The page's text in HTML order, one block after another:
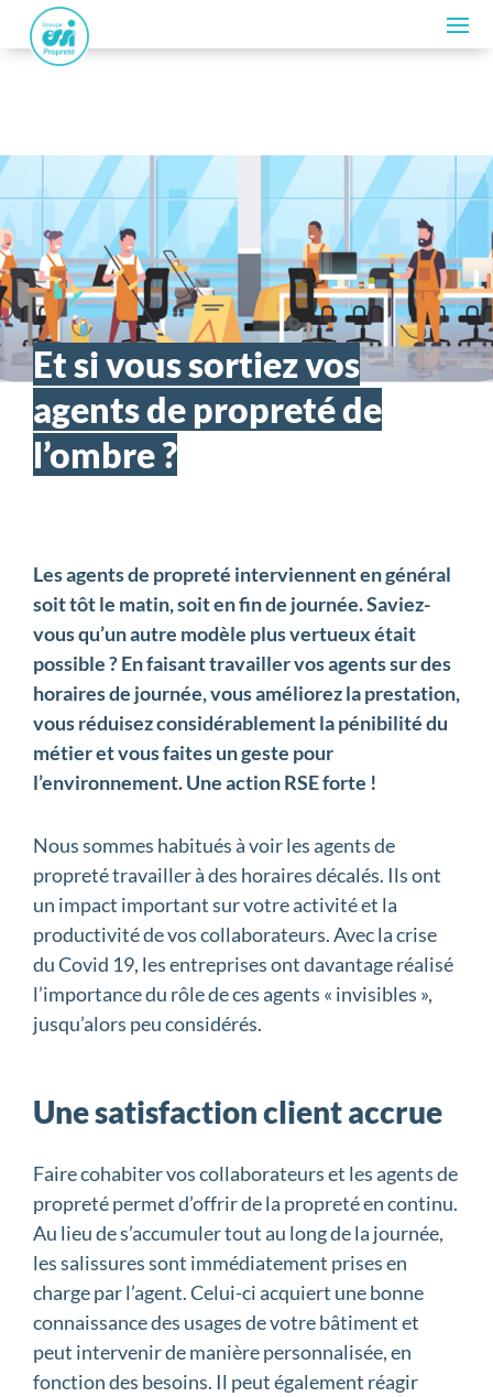
Et si vous sortiez vos
agents de propreté de
l’ombre ?
Les agents de propreté interviennent en général
soit tôt le matin, soit en fin de journée. Saviez-
vous qu’un autre modèle plus vertueux était
possible ? En faisant travailler vos agents sur des
horaires de journée, vous améliorez la prestation,
vous réduisez considérablement la pénibilité du
métier et vous faites un geste pour
l’environnement. Une action RSE forte !
Nous sommes habitués à voir les agents de
propreté travailler à des horaires décalés. Ils ont
un impact important sur votre activité et la
productivité de vos collaborateurs. Avec la crise
du Covid 19, les entreprises ont davantage réalisé
l’importance du rôle de ces agents « invisibles »,
jusqu’alors peu considérés.
Une satisfaction client accrue
Faire cohabiter vos collaborateurs et les agents de
propreté permet d’offrir de la propreté en continu.
Au lieu de s’accumuler tout au long de la journée,
les salissures sont immédiatement prises en
charge par l’agent. Celui-ci acquiert une bonne
connaissance des usages de votre bâtiment et
peut intervenir de manière personnalisée, en
fonction des besoins. Il peut également réagir